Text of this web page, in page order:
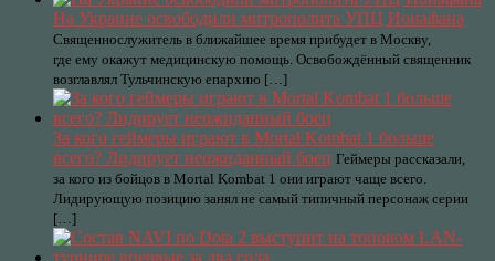
На Украине освободили митрополита УПЦ Ионафана
Священнослужитель в ближайшее время прибудет в Москву,
где ему окажут медицинскую помощь. Освобождённый священник
возглавлял Тульчинскую епархию […]
За кого геймеры играют в Mortal Kombat 1 больше
всего? Лидирует неожиданный боец Геймеры рассказали,
за кого из бойцов в Mortal Kombat 1 они играют чаще всего.
Лидирующую позицию занял не самый типичный персонаж серии
[…]